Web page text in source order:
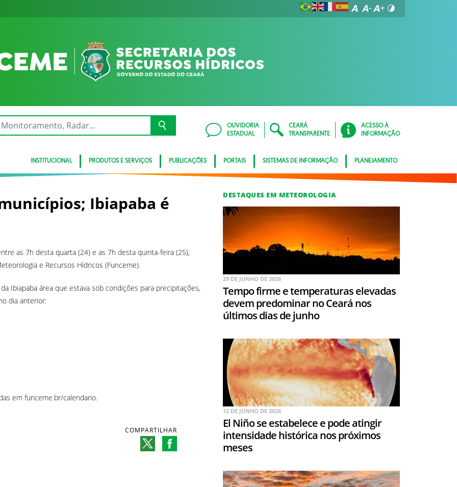
OUVIDORIA
ESTADUAL
CEARÁ
TRANSPARENTE
ACESSO À
INFORMAÇÃO
INSTITUCIONAL PRODUTOS E SERVIÇOS PUBLICAÇÕES PORTAIS SISTEMAS DE INFORMAÇÃO PLANEJAMENTO
Ibiapaba é
as 7h desta quarta (24) e as 7h desta quinta-feira (25),
e Recursos Hídricos (Funceme).
Ibiapaba área que estava sob condições para precipitações,
dia anterior:
em funceme.br/calendario.
COMPARTILHAR
DESTAQUES EM METEOROLOGIA
29 DE JUNHO DE 2026
Tempo firme e temperaturas elevadas
devem predominar no Ceará nos
últimos dias de junho
12 DE JUNHO DE 2026
El Niño se estabelece e pode atingir
intensidade histórica nos próximos
meses